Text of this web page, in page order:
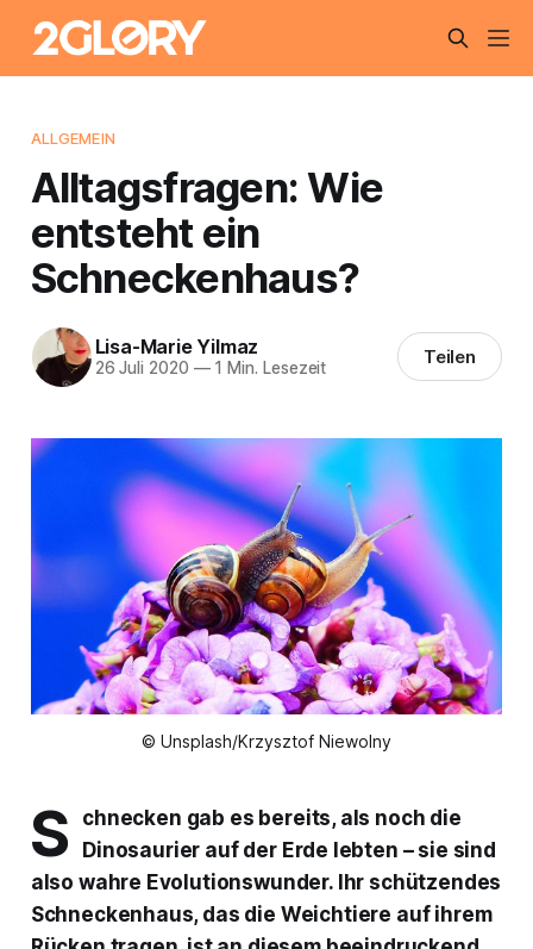
ALLGEMEIN
Alltagsfragen: Wie
entsteht ein
Schneckenhaus?
Lisa-Marie Yilmaz
26 Juli 2020 —1 Min. Lesezeit Teilen
© Unsplash/Krzysztof Niewolny
S
chnecken gab es bereits, als noch die
Dinosaurier auf der Erde lebten – sie sind
also wahre Evolutionswunder. Ihr schützendes
Schneckenhaus, das die Weichtiere auf ihrem